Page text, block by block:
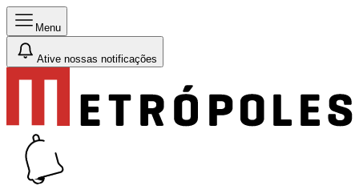
Menu
Ative nossas notificações